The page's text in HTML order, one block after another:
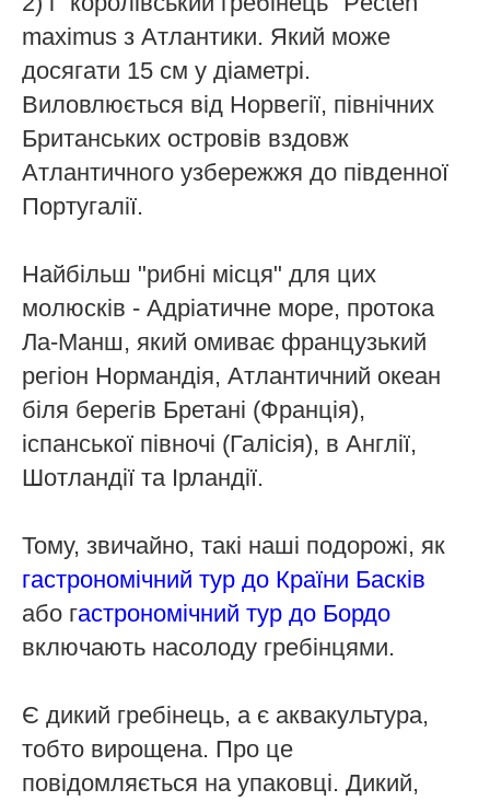
maximus з Атлантики. Який може
досягати 15 см у діаметрі.
Виловлюється від Норвегії, північних
Британських островів вздовж
Атлантичного узбережжя до південної
Португалії.
Найбільш "рибні місця" для цих
молюсків - Адріатичне море, протока
Ла-Манш, який омиває французький
регіон Нормандія, Атлантичний океан
біля берегів Бретані (Франція),
іспанської півночі (Галісія), в Англії,
Шотландії та Ірландії.
Тому, звичайно, такі наші подорожі, як
гастрономічний тур до Країни Басків
або гастрономічний тур до Бордо
включають насолоду гребінцями.
Є дикий гребінець, а є аквакультура,
тобто вирощена. Про це
повідомляється на упаковці. Дикий,